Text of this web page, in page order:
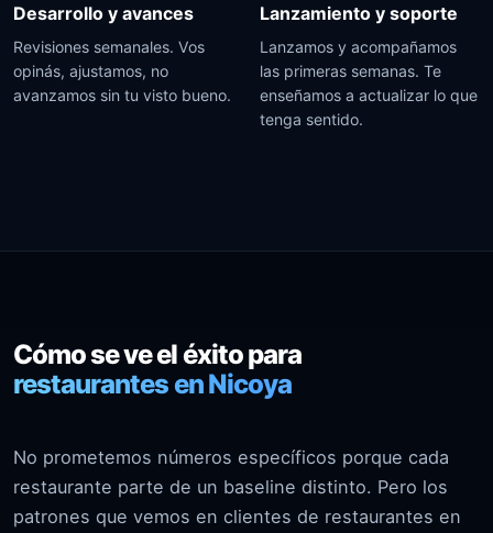
Desarrollo y avances
Revisiones semanales. Vos
opinás, ajustamos, no
avanzamos sin tu visto bueno.
Lanzamiento y soporte
Lanzamos y acompañamos
las primeras semanas. Te
enseñamos a actualizar lo que
tenga sentido.
Cómo se ve el éxito para
restaurantes en Nicoya
No prometemos números específicos porque cada
restaurante parte de un baseline distinto. Pero los
patrones que vemos en clientes de restaurantes en